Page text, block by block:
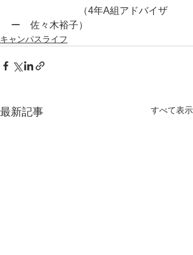
（4年A組アドバイザ
ー　佐々木裕子）
キャンパスライフ
最新記事 すべて表示